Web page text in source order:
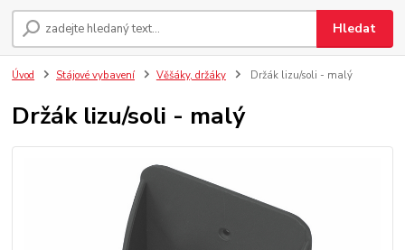
Hledat
Úvod Stájové vybavení Věšáky, držáky Držák lizu/soli - malý
Držák lizu/soli - malý